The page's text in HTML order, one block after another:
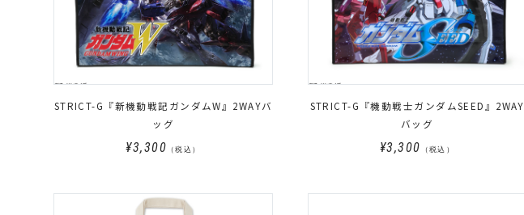
STRICT-G『新機動戦記ガンダムW』2WAYバ
ッグ
¥3,300 （税込）
STRICT-G『機動戦士ガンダムSEED』2WAY
バッグ
¥3,300 （税込）